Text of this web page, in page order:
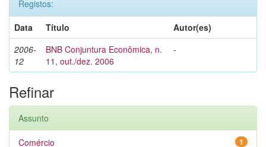
Registos:
Data
Título
Autor(es)
2006-
12
BNB Conjuntura Econômica, n.
11, out./dez. 2006
-
Refinar
Assunto
1
Comércio